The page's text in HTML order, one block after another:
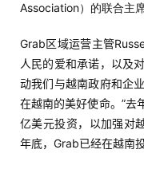
Association）的联合主席
Grab区域运营主管
人民的爱和承诺，以及
动我们与越南政府和企
在越南的美好使命。”去
亿美元投资，以加强对
年底，Grab已经在越南